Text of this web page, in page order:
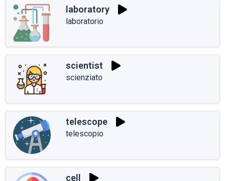
laboratory
laboratorio
scientist
scienziato
telescope
telescopio
cell